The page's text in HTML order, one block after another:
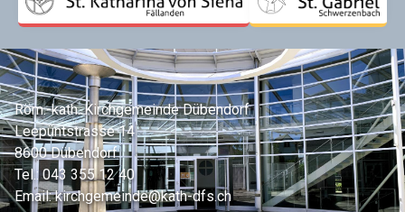
Röm.-kath. Kirchgemeinde Dübendorf
Leepüntstrasse 14
8600 Dübendorf
Tel.:043 355 12 40
Email:kirchgemeinde@kath-dfs.ch